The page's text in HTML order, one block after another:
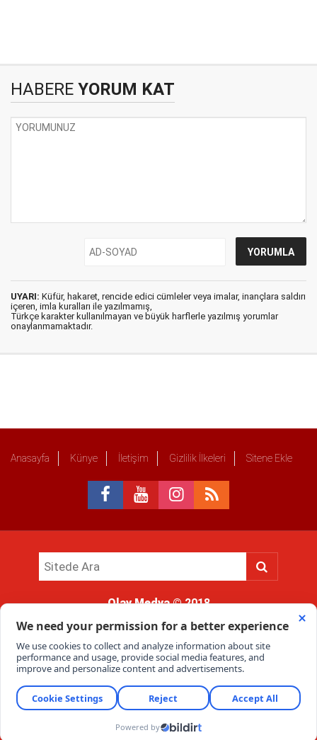
HABERE YORUM KAT
UYARI: Küfür, hakaret, rencide edici cümleler veya imalar, inançlara saldırı
içeren, imla kuralları ile yazılmamış,
Türkçe karakter kullanılmayan ve büyük harflerle yazılmış yorumlar
onaylanmamaktadır.
Anasayfa Künye İletişim Gizlilik İlkeleri Sitene Ekle
Olay Medya© 2018
kullanımı hukuki yaptırıma tabidir.
Haber Portalı Yazılımı